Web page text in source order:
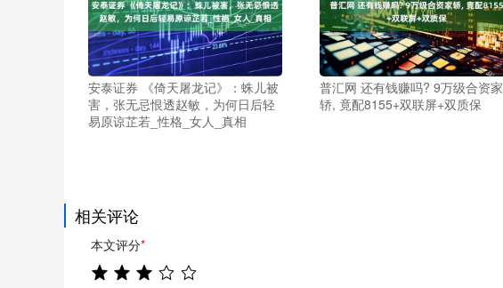
安泰证券 《倚天屠龙记》：蛛儿被
害，张无忌恨透赵敏，为何日后轻
易原谅芷若_性格_女人_真相
普汇网 还有钱赚吗? 9万级合资家
轿, 竟配8155+双联屏+双质保
相关评论
本文评分*